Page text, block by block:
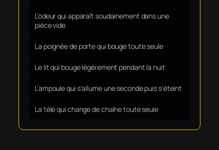
L’odeur qui apparaît soudainement dans une
pièce vide
La poignée de porte qui bouge toute seule
Le lit qui bouge légèrement pendant la nuit
L’ampoule qui s’allume une seconde puis s’éteint
La télé qui change de chaîne toute seule